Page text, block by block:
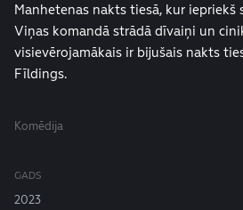
Manhetenas nakts tiesā, kur iepriekš
Viņas komandā strādā dīvaiņi un
visievērojamākais ir bijušais nakts
Fīldings.
Komēdija
GADS
2023